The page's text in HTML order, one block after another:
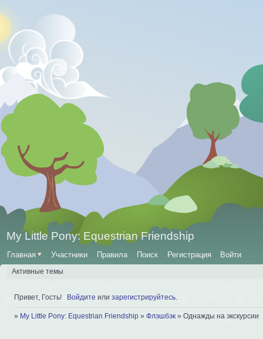
My Little Pony: Equestrian Friendship
Главная ♥ Участники Правила Поиск Регистрация Войти
Активные темы
Привет, Гость! Войдите или зарегистрируйтесь
» My Little Pony: Equestrian Friendship » Флэшбэк » Однажды на экскурсии